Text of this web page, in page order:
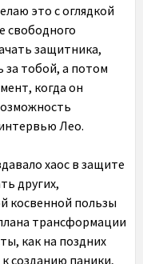
это с оглядкой
свободного
защитника,
за тобой, а потом
когда он
интервью Лео.
хаос в защите
других,
косвенной пользы
трансформации
как на поздних
созданию паники,